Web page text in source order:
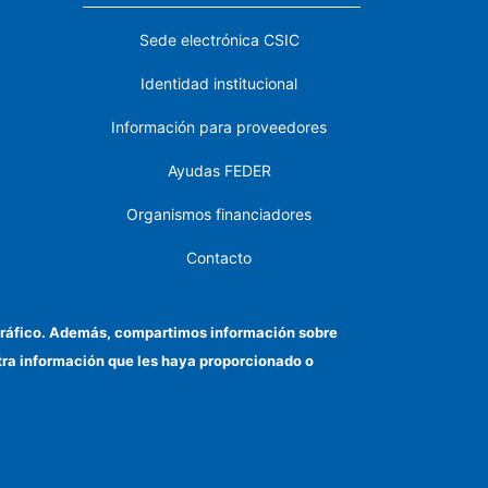
Sede electrónica CSIC
Identidad institucional
Información para proveedores
Ayudas FEDER
Organismos financiadores
Contacto
Además, compartimos información sobre
información que les haya proporcionado o